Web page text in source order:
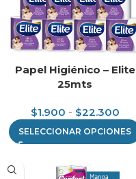
Papel Higiénico – Elite
25mts
$1.900 - $22.300
SELECCIONAR OPCIONES